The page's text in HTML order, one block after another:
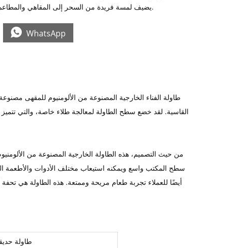
يضيف لمسة فريدة من السحر إلى المقاهي والمطاعم والبيئات الخارجية.
 WhatsApp
طاولة الفناء الخارجية المصنوعة من الألومنيوم للمقهى
القاسية. لقد خضع سطح الطاولة لمعالجة طلاء خاصة، والتي
من حيث التصميم، هذه الطاولة الخارجية المصنوعة من
سطح المكتب واسع ويمكنه استيعاب مختلف الأدوات والأطعمة
أيضًا للعملاء تجربة طعام مريحة وممتعة. هذه الطاولة هي
طاولة